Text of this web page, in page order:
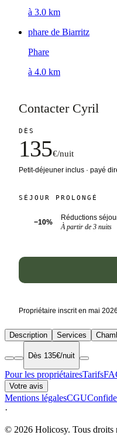
à 3.0 km
phare de Biarritz
Phare
à 4.0 km
Contacter Cyril
DÈS
135€/nuit
Petit-déjeuner inclus · payé
SÉJOUR PROLONGÉ
−10%
Réductions
À partir de 3 nuits
Propriétaire inscrit en mai 2026
Description Services
Dès 135€/nuit
Pour les propriétairesTarifs
Votre avis
Mentions légalesCGU
·
© 2026 Holicosy. Tous droits